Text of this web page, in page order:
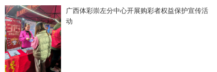
广西体彩崇左分中心开展购彩者权益保护宣传活
动